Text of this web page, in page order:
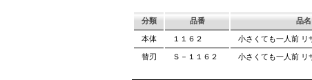
分類 品番 品名
本体 １１６２
小さくても一人前 リ
替刃 Ｓ－１１６２ 小さくても一人前 リ